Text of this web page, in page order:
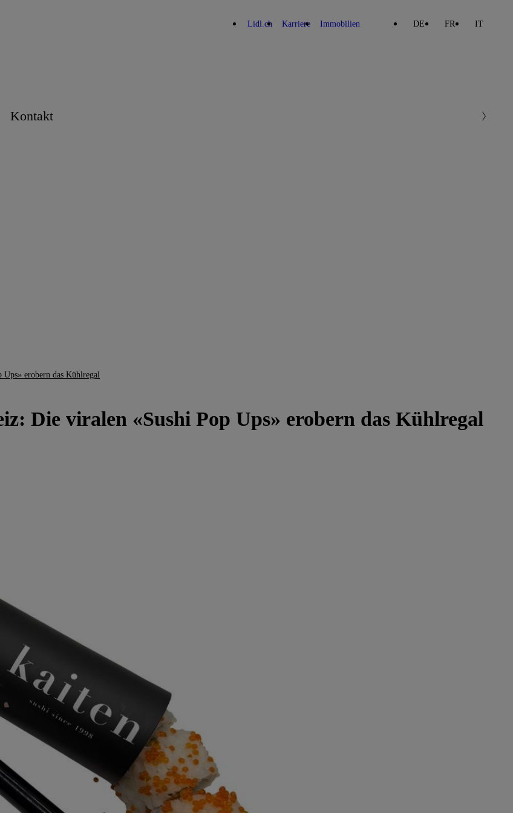
Lidl.ch Karriere Immobilien DE FR IT
Kontakt
erobern das Kühlregal
Die viralen «Sushi Pop Ups» erobern das Kühlregal